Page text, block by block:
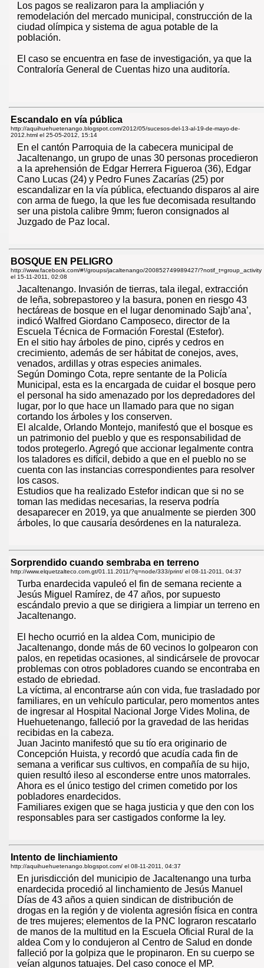
Los pagos se realizaron para la ampliación y
remodelación del mercado municipal, construcción de la
ciudad olímpica y sistema de agua potable de la
población.
El caso se encuentra en fase de investigación, ya que la
Contraloría General de Cuentas hizo una auditoría.
Escandalo en vía pública
http://aquihuehuetenango.blogspot.com/2012/05/sucesos-del-13-al-19-de-mayo-de-
2012.html el 25-05-2012, 15:14
En el cantón Parroquia de la cabecera municipal de
Jacaltenango, un grupo de unas 30 personas procedieron
a la aprehensión de Edgar Herrera Figueroa (36), Edgar
Cano Lucas (24) y Pedro Funes Zacarías (25) por
escandalizar en la vía pública, efectuando disparos al aire
con arma de fuego, la que les fue decomisada resultando
ser una pistola calibre 9mm; fueron consignados al
Juzgado de Paz local.
BOSQUE EN PELIGRO
http://www.facebook.com/#!/groups/jacaltenango/200852749989427/?notif_t=group_activity
el 15-11-2011, 02:08
Jacaltenango. Invasión de tierras, tala ilegal, extracción
de leña, sobrepastoreo y la basura, ponen en riesgo 43
hectáreas de bosque en el lugar denominado Sajb’ana’,
indicó Walfred Giordano Camposeco, director de la
Escuela Técnica de Formación Forestal (Estefor).
En el sitio hay árboles de pino, ciprés y cedros en
crecimiento, además de ser hábitat de conejos, aves,
venados, ardillas y otras especies animales.
Según Domingo Cota, repre sentante de la Policía
Municipal, esta es la encargada de cuidar el bosque pero
el personal ha sido amenazado por los depredadores del
lugar, por lo que hace un llamado para que no sigan
cortando los árboles y los conserven.
El alcalde, Orlando Montejo, manifestó que el bosque es
un patrimonio del pueblo y que es responsabilidad de
todos protegerlo. Agregó que accionar legalmente contra
los taladores es difícil, debido a que en el pueblo no se
cuenta con las instancias correspondientes para resolver
los casos.
Estudios que ha realizado Estefor indican que si no se
toman las medidas necesarias, la reserva podría
desaparecer en 2019, ya que anualmente se pierden 300
árboles, lo que causaría desórdenes en la naturaleza.
Sorprendido cuando sembraba en terreno
http://www.elquetzalteco.com.gt/01.11.2011/?q=node/333/print/ el 08-11-2011, 04:37
Turba enardecida vapuleó el fin de semana reciente a
Jesús Miguel Ramírez, de 47 años, por supuesto
escándalo previo a que se dirigiera a limpiar un terreno en
Jacaltenango.
El hecho ocurrió en la aldea Com, municipio de
Jacaltenango, donde más de 60 vecinos lo golpearon con
palos, en repetidas ocasiones, al sindicársele de provocar
problemas con otros pobladores cuando se encontraba en
estado de ebriedad.
La víctima, al encontrarse aún con vida, fue trasladado por
familiares, en un vehículo particular, pero momentos antes
de ingresar al Hospital Nacional Jorge Vides Molina, de
Huehuetenango, falleció por la gravedad de las heridas
recibidas en la cabeza.
Juan Jacinto manifestó que su tío era originario de
Concepción Huista, y recordó que acudía cada fin de
semana a verificar sus cultivos, en compañía de su hijo,
quien resultó ileso al esconderse entre unos matorrales.
Ahora es el único testigo del crimen cometido por los
pobladores enardecidos.
Familiares exigen que se haga justicia y que den con los
responsables para ser castigados conforme la ley.
Intento de linchiamiento
http://aquihuehuetenango.blogspot.com/ el 08-11-2011, 04:37
En jurisdicción del municipio de Jacaltenango una turba
enardecida procedió al linchamiento de Jesús Manuel
Días de 43 años a quien sindican de distribución de
drogas en la región y de violenta agresión física en contra
de tres mujeres; elementos de la PNC lograron rescatarlo
de manos de la multitud en la Escuela Oficial Rural de la
aldea Com y lo condujeron al Centro de Salud en donde
falleció por la golpiza que le propinaron. En su cuerpo se
veían algunos tatuajes. Del caso conoce el MP.